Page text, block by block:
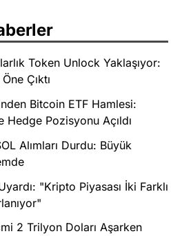
Token Unlock Yaklaşıyor:
Çıktı
Bitcoin ETF Hamlesi:
Hedge Pozisyonu Açıldı
Alımları Durdu: Büyük
"Kripto Piyasası İki Farklı
2 Trilyon Doları Aşarken